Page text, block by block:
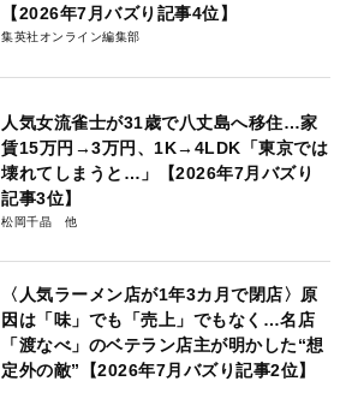
【2026年7月バズり記事4位】
集英社オンライン編集部
人気女流雀士が31歳で八丈島へ移住…家
賃15万円→3万円、1K→4LDK「東京では
壊れてしまうと…」【2026年7月バズり
記事3位】
松岡千晶
〈人気ラーメン店が1年3カ月で閉店〉原
因は「味」でも「売上」でもなく…名店
「渡なべ」のベテラン店主が明かした“想
定外の敵”【2026年7月バズり記事2位】